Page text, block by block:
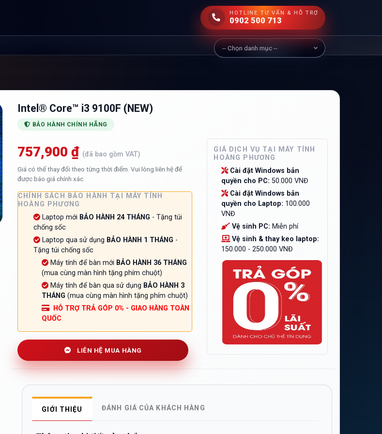
HOTLINE TƯ VẤN & HỖ TRỢ
0902 500 713
Intel® Core™ i3 9100F (NEW)
BẢO HÀNH CHÍNH HÃNG
757,900 ₫ (đã bao gồm VAT)
Giá có thể thay đổi theo từng thời điểm. Vui lòng liên hệ để
được báo giá chính xác.
CHÍNH SÁCH BẢO HÀNH TẠI MÁY TÍNH
HOÀNG PHƯƠNG
Laptop mới BẢO HÀNH 24 THÁNG - Tặng túi
chống sốc
Laptop qua sử dụng BẢO HÀNH 1 THÁNG -
Tặng túi chống sốc
Máy tính để bàn mới BẢO HÀNH 36 THÁNG
(mua cùng màn hình tặng phím chuột)
Máy tính để bàn qua sử dụng BẢO HÀNH 3
THÁNG (mua cùng màn hình tặng phím chuột)
HỖ TRỢ TRẢ GÓP 0% - GIAO HÀNG TOÀN
QUỐC
LIÊN HỆ MUA HÀNG
GIÁ DỊCH VỤ TẠI MÁY TÍNH
HOÀNG PHƯƠNG
Cài đặt Windows bản
quyền cho PC: 50.000 VNĐ
Cài đặt Windows bản
quyền cho Laptop: 100.000
VNĐ
Vệ sinh PC: Miễn phí
Vệ sinh & thay keo laptop:
150.000 - 250.000 VNĐ
GIỚI THIỆU ĐÁNH GIÁ CỦA KHÁCH HÀNG